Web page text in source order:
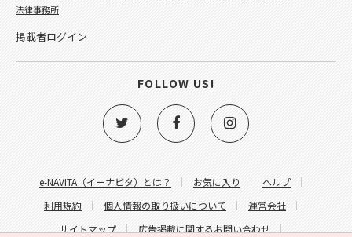
e-NAVITA（イーナビタ）とは？ お気に入り
ヘルプ
利用規約
個人情報の取り扱いについて
運営会社
サイトマップ
広告掲載に関するお問い合わせ
法律事務所
掲載者ログイン
FOLLOW US!